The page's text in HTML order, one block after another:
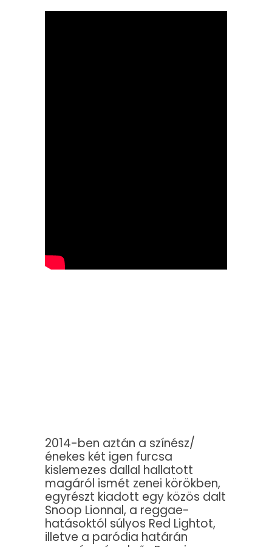
2014-ben aztán a színész/
énekes két igen furcsa
kislemezes dallal hallatott
magáról ismét zenei körökben,
egyrészt kiadott egy közös dalt
Snoop Lionnal, a reggae-
hatásoktól súlyos Red Lightot,
illetve a paródia határán